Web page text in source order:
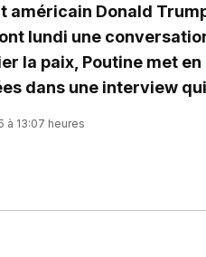
américain Donald
lundi une
la paix, Poutine met
dans une interview
à 13:07 heures